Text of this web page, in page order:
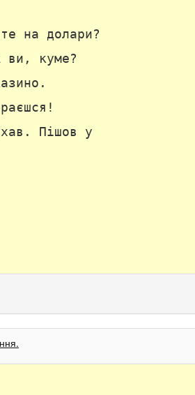
на долари?
ви, куме?
Пішов у